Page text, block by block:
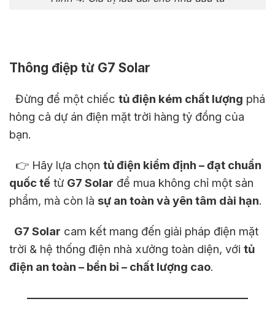
Thông điệp từ G7 Solar
Đừng để một chiếc tủ điện kém chất lượng phá
hỏng cả dự án điện mặt trời hàng tỷ đồng của
bạn.
👉 Hãy lựa chọn tủ điện kiểm định – đạt chuẩn
quốc tế từ G7 Solar để mua không chỉ một sản
phẩm, mà còn là sự an toàn và yên tâm dài hạn.
G7 Solar cam kết mang đến giải pháp điện mặt
trời & hệ thống điện nhà xưởng toàn diện, với tủ
điện an toàn – bền bỉ – chất lượng cao.
————————————————————